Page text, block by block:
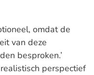
omdat de
van deze
besproken.’
perspectief